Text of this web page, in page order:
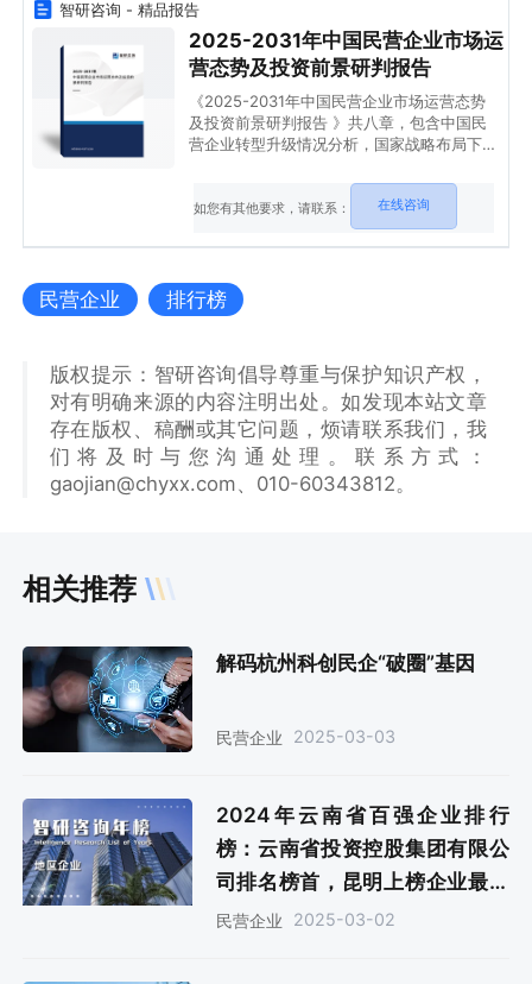
智研咨询 - 精品报告
2025-2031年中国民营企业市场运
营态势及投资前景研判报告
《2025-2031年中国民营企业市场运营态势
及投资前景研判报告 》共八章，包含中国民
营企业转型升级情况分析，国家战略布局下中
展形势与战略布局分析等内容。
如您有其他要求，请联系： 在线咨询
民营企业 排行榜
版权提示：智研咨询倡导尊重与保护知识产权，
对有明确来源的内容注明出处。如发现本站文章
存在版权、稿酬或其它问题，烦请联系我们，我
们将及时与您沟通处理。联系方式：
gaojian@chyxx.com、010-60343812。
相关推荐
解码杭州科创民企“破圈”基因
民营企业 2025-03-03
2024年云南省百强企业排行
榜：云南省投资控股集团有限公
司排名榜首，昆明上榜企业最多
（附年榜TOP100详单）
民营企业 2025-03-02